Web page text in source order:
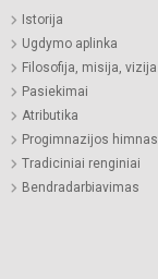
Istorija
Ugdymo aplinka
Filosofija, misija, vizija
Pasiekimai
Atributika
Progimnazijos himnas
Tradiciniai renginiai
Bendradarbiavimas